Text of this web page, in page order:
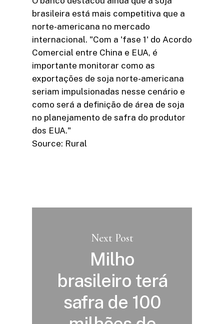
brasileira está mais competitiva que a
norte-americana no mercado
internacional. "Com a 'fase 1' do Acordo
Comercial entre China e EUA, é
importante monitorar como as
exportações de soja norte-americana
seriam impulsionadas nesse cenário e
como será a definição de área de soja
no planejamento de safra do produtor
dos EUA."
Source: Rural
Next Post
Milho
brasileiro terá
safra de 100